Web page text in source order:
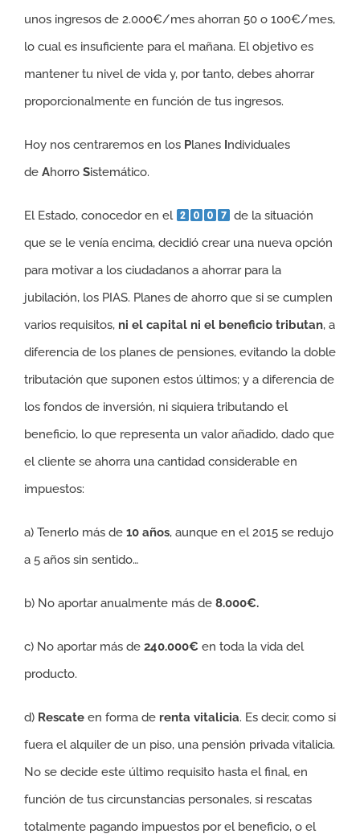
unos ingresos de 2.000€/mes ahorran 50 o 100€/mes,
lo cual es insuficiente para el mañana. El objetivo es
mantener tu nivel de vida y, por tanto, debes ahorrar
proporcionalmente en función de tus ingresos.
Hoy nos centraremos en los Planes Individuales
de Ahorro Sistemático.
El Estado, conocedor en el
de la situación
que se le venía encima, decidió crear una nueva opción
para motivar a los ciudadanos a ahorrar para la
jubilación, los PIAS. Planes de ahorro que si se cumplen
varios requisitos, ni el capital ni el beneficio tributan, a
diferencia de los planes de pensiones, evitando la doble
tributación que suponen estos últimos; y a diferencia de
los fondos de inversión, ni siquiera tributando el
beneficio, lo que representa un valor añadido, dado que
el cliente se ahorra una cantidad considerable en
impuestos:
a) Tenerlo más de 10 años, aunque en el 2015 se redujo
a 5 años sin sentido…
b) No aportar anualmente más de 8.000€.
c) No aportar más de 240.000€ en toda la vida del
producto.
d) Rescate en forma de renta vitalicia. Es decir, como si
fuera el alquiler de un piso, una pensión privada vitalicia.
No se decide este último requisito hasta el final, en
función de tus circunstancias personales, si rescatas
totalmente pagando impuestos por el beneficio, o el